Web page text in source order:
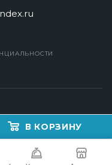
В КОРЗИНУ
ключей в Минске